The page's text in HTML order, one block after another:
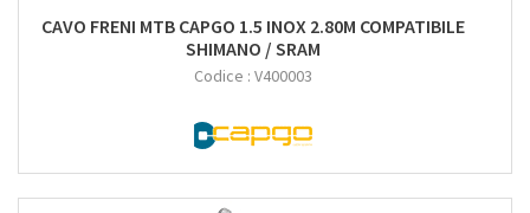
CAVO FRENI MTB CAPGO 1.5 INOX 2.80M COMPATIBILE
SHIMANO / SRAM
Codice : V400003